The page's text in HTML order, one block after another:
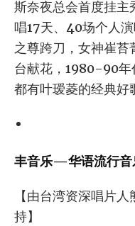
斯奈夜总会首度挂主
唱17天、40场个人
之尊跨刀，女神崔
台献花，1980-90年
都有叶瑷菱的经典好
丰音乐—华语流行音
【由台湾资深唱片
持】